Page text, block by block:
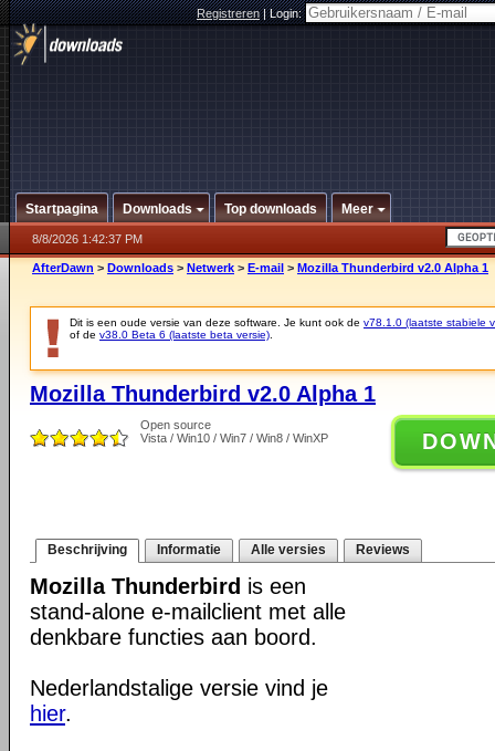
Registreren|Login:
Startpagina Downloads Top downloads Meer
8/8/2026 1:42:37 PM
AfterDawn > Downloads > Netwerk > E-mail > Mozilla Thunderbird v2.0 Alpha 1
Dit is een oude versie van deze software. Je kunt ook de v78.1.0 (laatste stabiele
of de v38.0 Beta 6 (laatste beta versie)
Mozilla Thunderbird v2.0 Alpha 1
Open source
Vista / Win10 / Win7 / Win8 / WinXP
Beschrijving Informatie Alle versies Reviews
Mozilla Thunderbird is een
stand-alone e-mailclient met alle
denkbare functies aan boord.
Nederlandstalige versie vind je
hier.